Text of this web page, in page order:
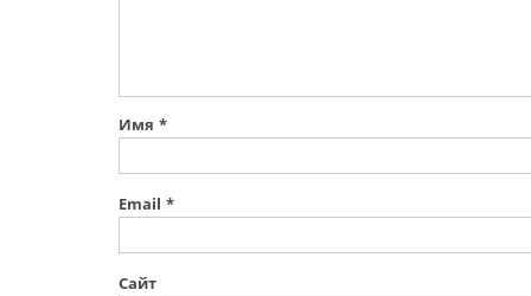
Имя *
Email *
Сайт